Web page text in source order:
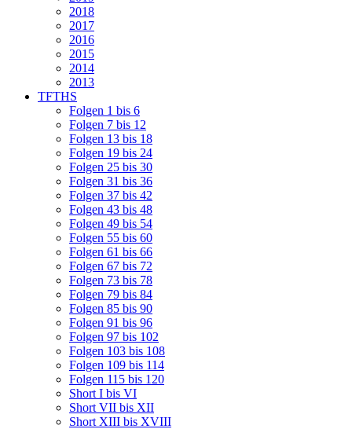
2018
2017
2016
2015
2014
2013
TFTHS
Folgen 1 bis 6
Folgen 7 bis 12
Folgen 13 bis 18
Folgen 19 bis 24
Folgen 25 bis 30
Folgen 31 bis 36
Folgen 37 bis 42
Folgen 43 bis 48
Folgen 49 bis 54
Folgen 55 bis 60
Folgen 61 bis 66
Folgen 67 bis 72
Folgen 73 bis 78
Folgen 79 bis 84
Folgen 85 bis 90
Folgen 91 bis 96
Folgen 97 bis 102
Folgen 103 bis 108
Folgen 109 bis 114
Folgen 115 bis 120
Short I bis VI
Short VII bis XII
Short XIII bis XVIII